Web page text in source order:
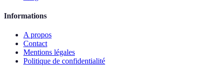
Informations
A propos
Contact
Mentions légales
Politique de confidentialité